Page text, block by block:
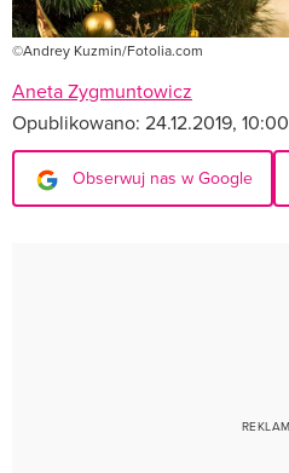
©Andrey Kuzmin/Fotolia.com
Aneta Zygmuntowicz
Opublikowano: 24.12.2019, 10:00
Obserwuj nas w Google